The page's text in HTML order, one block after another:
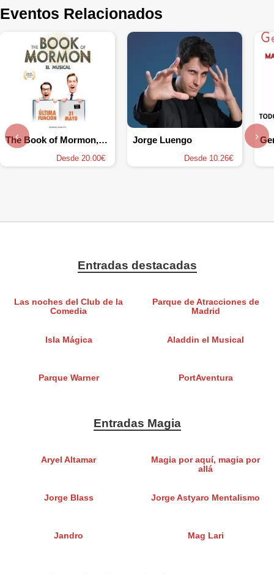
Eventos Relacionados
The Book of Mormon, el musical
Desde 20.00€
Jorge Luengo
Desde 10.26€
‹ ›
Entradas destacadas
Las noches del Club de la
Comedia
Parque de Atracciones de
Madrid
Isla Mágica Aladdin el Musical
Parque Warner PortAventura
Entradas Magia
Aryel Altamar
Magia por aquí, magia por
allá
Jorge Blass Jorge Astyaro Mentalismo
Jandro Mag Lari